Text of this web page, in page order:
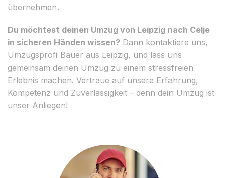
übernehmen.
Du möchtest deinen Umzug von Leipzig nach Celje
in sicheren Händen wissen? Dann kontaktiere uns,
Umzugsprofi Bauer aus Leipzig, und lass uns
gemeinsam deinen Umzug zu einem stressfreien
Erlebnis machen. Vertraue auf unsere Erfahrung,
Kompetenz und Zuverlässigkeit – denn dein Umzug ist
unser Anliegen!